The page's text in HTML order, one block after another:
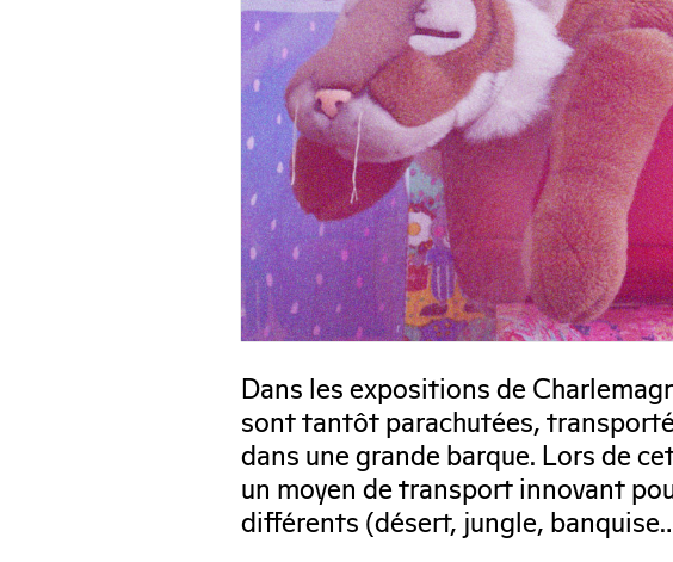
Dans les expositions de
sont tantôt parachutées,
dans une grande barque. Lors de
un moyen de transport innovant
différents (désert, jungle,